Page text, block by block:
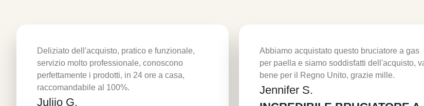
Deliziato dell'acquisto, pratico e funzionale,
servizio molto professionale, conoscono
perfettamente i prodotti, in 24 ore a casa,
raccomandabile al 100%.
Juliio G.
Abbiamo acquistato questo bruciatore a gas
per paella e siamo soddisfatti dell'acquisto,
bene per il Regno Unito, grazie mille.
Jennifer S.